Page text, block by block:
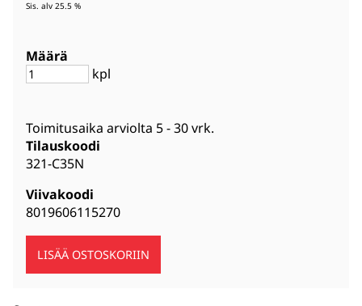
Sis. alv 25.5 %
Määrä
kpl
Toimitusaika arviolta 5 - 30 vrk.
Tilauskoodi
321-C35N
Viivakoodi
8019606115270